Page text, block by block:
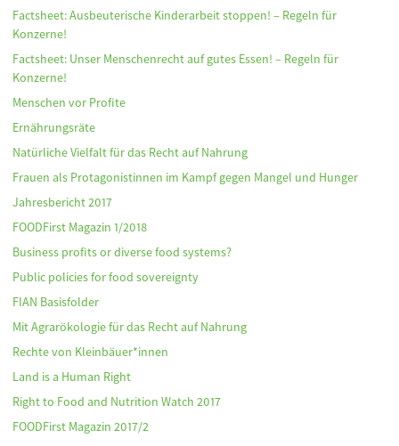
Factsheet: Ausbeuterische Kinderarbeit stoppen! – Regeln für
Konzerne!
Factsheet: Unser Menschenrecht auf gutes Essen! – Regeln für
Konzerne!
Menschen vor Profite
Ernährungsräte
Natürliche Vielfalt für das Recht auf Nahrung
Frauen als Protagonistinnen im Kampf gegen Mangel und Hunger
Jahresbericht 2017
FOODFirst Magazin 1/2018
Business profits or diverse food systems?
Public policies for food sovereignty
FIAN Basisfolder
Mit Agrarökologie für das Recht auf Nahrung
Rechte von Kleinbäuer*innen
Land is a Human Right
Right to Food and Nutrition Watch 2017
FOODFirst Magazin 2017/2